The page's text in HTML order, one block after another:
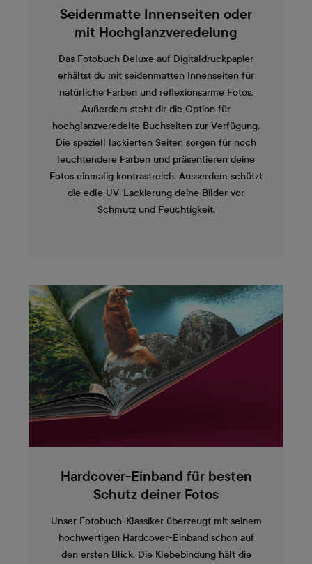
Seidenmatte Innenseiten oder
mit Hochglanzveredelung
Das Fotobuch Deluxe auf Digitaldruckpapier
erhältst du mit seidenmatten Innenseiten für
natürliche Farben und reflexionsarme Fotos.
Außerdem steht dir die Option für
hochglanzveredelte Buchseiten zur Verfügung.
Die speziell lackierten Seiten sorgen für noch
leuchtendere Farben und präsentieren deine
Fotos einmalig kontrastreich. Ausserdem schützt
die edle UV-Lackierung deine Bilder vor
Schmutz und Feuchtigkeit.
Hardcover-Einband für besten
Schutz deiner Fotos
Unser Fotobuch-Klassiker überzeugt mit seinem
hochwertigen Hardcover-Einband schon auf
den ersten Blick. Die Klebebindung hält die